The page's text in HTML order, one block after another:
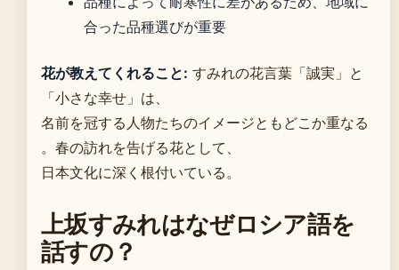
合った品種選びが重要
花が教えてくれること: すみれの花言葉「誠実」と
「小さな幸せ」は、
名前を冠する人物たちのイメージともどこか重なる
。春の訪れを告げる花として、
日本文化に深く根付いている。
上坂すみれはなぜロシア語を
話すの？